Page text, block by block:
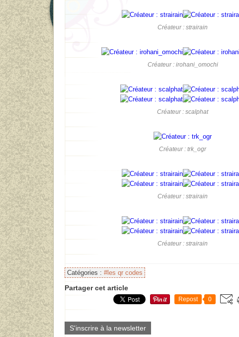
Créateur : strairain
Créateur : irohani_omochi
Créateur : scalphat
Créateur : trk_ogr
Créateur : strairain
Créateur : strairain
Catégories : #les qr codes
Partager cet article
Repost 0
S'inscrire à la newsletter